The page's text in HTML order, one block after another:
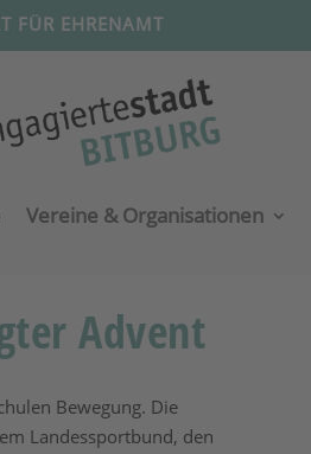
FÜR EHRENAMT
Vereine & Organisationen
Advent
Bewegung. Die
Landessportbund, den